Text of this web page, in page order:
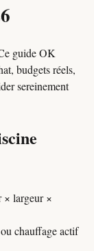
guide OK
budgets réels,
sereinement
× largeur ×
chauffage actif